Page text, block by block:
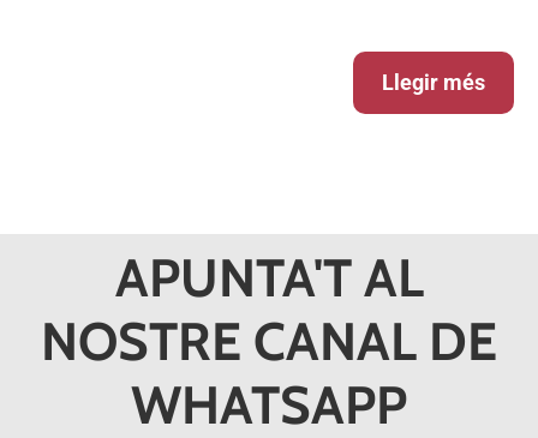
Llegir més
APUNTA'T AL
NOSTRE CANAL DE
WHATSAPP